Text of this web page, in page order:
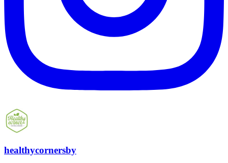
healthycornersby